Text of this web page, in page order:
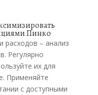
Пинко
расходов – анализ
Регулярно
их для
Применяйте
с доступными